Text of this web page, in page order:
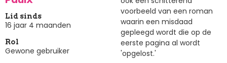
Lid sinds
16 jaar 4 maanden
Rol
Gewone gebruiker
voorbeeld van een roman
waarin een misdaad
gepleegd wordt die op de
eerste pagina al wordt
'opgelost.'